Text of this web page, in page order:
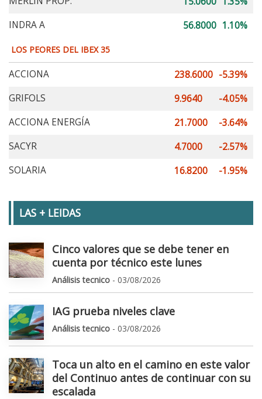
INDRA A
56.8000 1.10%
LOS PEORES DEL IBEX 35
ACCIONA 238.6000 -5.39%
GRIFOLS
9.9640
-4.05%
ACCIONA ENERGÍA
21.7000
-3.64%
SACYR
4.7000
-2.57%
SOLARIA
16.8200 -1.95%
LAS + LEIDAS
Cinco valores que se debe tener en
cuenta por técnico este lunes
Análisis tecnico - 03/08/2026
IAG prueba niveles clave
Análisis tecnico - 03/08/2026
Toca un alto en el camino en este valor
del Continuo antes de continuar con su
escalada